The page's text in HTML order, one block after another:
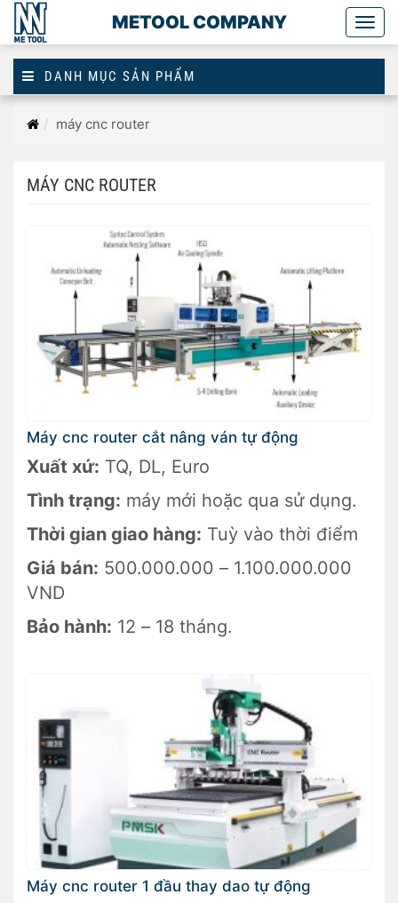
METOOL COMPANY
DANH MỤC SẢN PHẨM
Trangmáy cnc router
MÁY CNC ROUTER
Máy cnc router cắt nâng ván tự động
Xuất xứ: TQ, DL, Euro
Tình trạng: máy mới hoặc qua sử dụng.
Thời gian giao hàng: Tuỳ vào thời điểm
Giá bán: 500.000.000 – 1.100.000.000
VND
Bảo hành: 12 – 18 tháng.
Máy cnc router 1 đầu thay dao tự động